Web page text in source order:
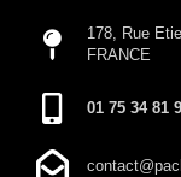
178, Rue
FRANCE
01 75 34 81